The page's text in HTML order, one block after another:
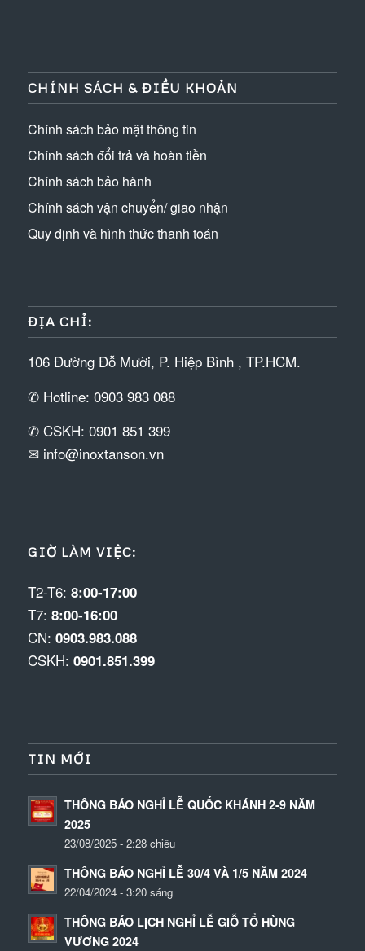
CHÍNH SÁCH & ĐIỀU KHOẢN
Chính sách bảo mật thông tin
Chính sách đổi trả và hoàn tiền
Chính sách bảo hành
Chính sách vận chuyển/ giao nhận
Quy định và hình thức thanh toán
ĐỊA CHỈ:
106 Đường Đỗ Mười, P. Hiệp Bình , TP.HCM.
✆ Hotline: 0903 983 088
✆ CSKH: 0901 851 399
✉ info@inoxtanson.vn
GIỜ LÀM VIỆC:
T2-T6: 8:00-17:00
T7: 8:00-16:00
CN: 0903.983.088
CSKH: 0901.851.399
TIN MỚI
THÔNG BÁO NGHỈ LỄ QUỐC KHÁNH 2-9 NĂM
2025
23/08/2025 - 2:28 chiều
THÔNG BÁO NGHỈ LỄ 30/4 VÀ 1/5 NĂM 2024
22/04/2024 - 3:20 sáng
THÔNG BÁO LỊCH NGHỈ LỄ GIỖ TỔ HÙNG
VƯƠNG 2024